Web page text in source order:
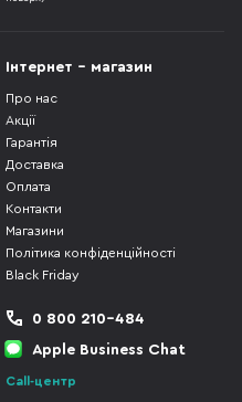
Інтернет - магазин
Про нас
Акції
Гарантія
Доставка
Оплата
Контакти
Магазини
Політика конфіденційності
Black Friday
0 800 210-484
Apple Business Chat
Call-центр